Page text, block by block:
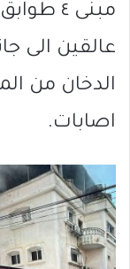
مبنى ٤
عالقين الى
الدخان من
اصابات.